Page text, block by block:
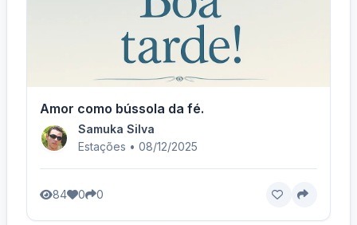
Amor como bússola da fé.
Samuka Silva
Estações • 08/12/2025
84 0 0